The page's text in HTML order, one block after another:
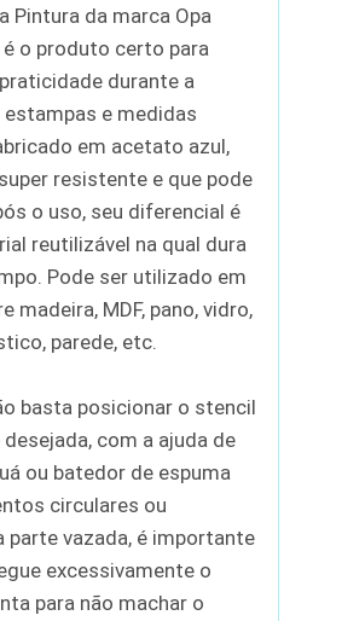
Pintura da marca Opa
o produto certo para
durante a
estampas e medidas
em acetato azul,
resistente e que pode
o uso, seu diferencial é
reutilizável na qual dura
Pode ser utilizado em
madeira, MDF, pano, vidro,
parede, etc.
basta posicionar o stencil
com a ajuda de
ou batedor de espuma
circulares ou
parte vazada, é importante
excessivamente o
para não machar o